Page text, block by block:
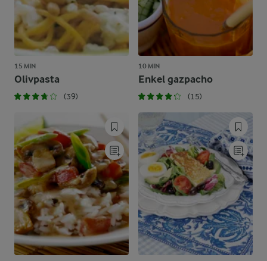
15 MIN
Olivpasta
(39)
10 MIN
Enkel gazpacho
(15)